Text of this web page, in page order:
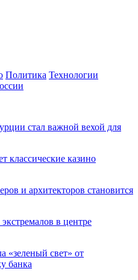
Политика Технологии
стал важной вехой для
классические казино
и архитекторов становится
в центре
«зеленый свет» от
банка